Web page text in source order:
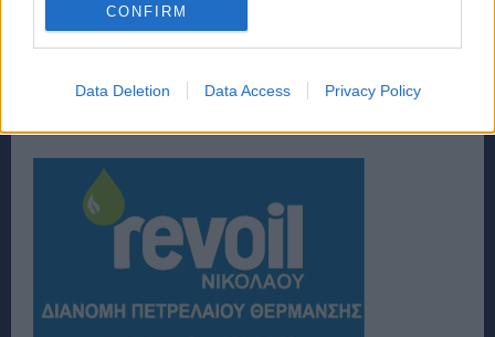
CONFIRM
Data Deletion Data Access Privacy Policy